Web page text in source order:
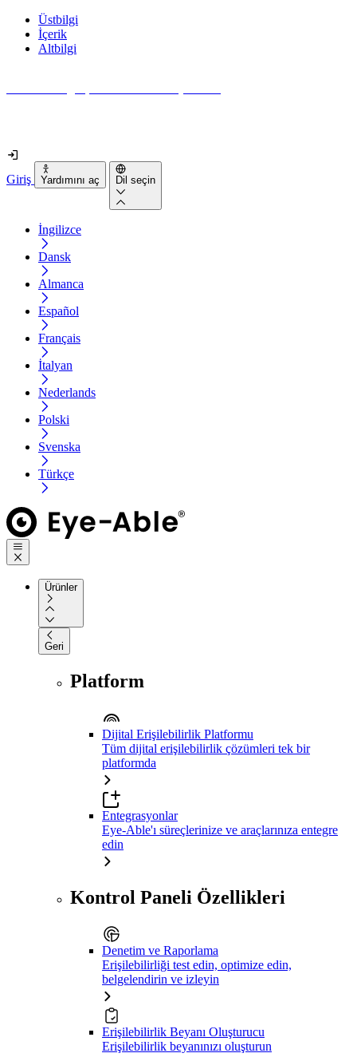
Üstbilgi
İçerik
Altbilgi
Giriş Yardımını aç Dil seçin
İngilizce
Dansk
Almanca
Español
Français
İtalyan
Nederlands
Polski
Svenska
Türkçe
Ürünler
Geri
Platform
Dijital Erişilebilirlik Platformu
Tüm dijital erişilebilirlik çözümleri tek bir
platformda
Entegrasyonlar
Eye-Able'ı süreçlerinize ve araçlarınıza entegre
edin
Kontrol Paneli Özellikleri
Denetim ve Raporlama
Erişilebilirliği test edin, optimize edin,
belgelendirin ve izleyin
Erişilebilirlik Beyanı Oluşturucu
Erişilebilirlik beyanınızı oluşturun